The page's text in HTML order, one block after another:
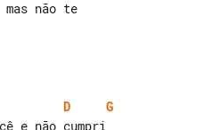
D
G